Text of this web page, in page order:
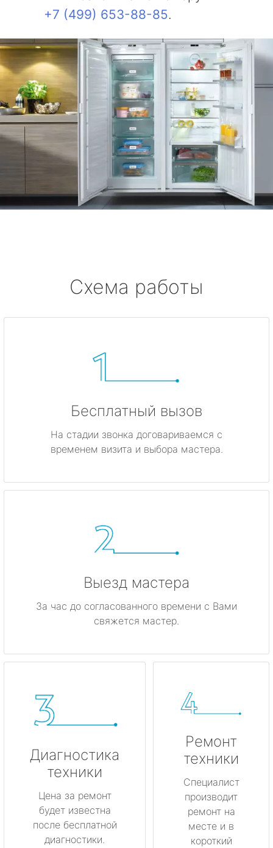
+7 (499) 653-88-85.
Схема работы
Бесплатный вызов
На стадии звонка договариваемся с
временем визита и выбора мастера.
Выезд мастера
За час до согласованного времени с Вами
свяжется мастер.
Диагностика
техники
Цена за ремонт
будет известна
после бесплатной
диагностики.
Ремонт
техники
Специалист
производит
ремонт на
месте и в
короткий